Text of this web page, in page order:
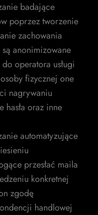
badające
poprzez tworzenie
zachowania
anonimizowane
operatora usługi
fizycznej one
nagrywaniu
hasła oraz inne
automatyzujące
przesłać maila
konkretnej
zgodę
handlowej